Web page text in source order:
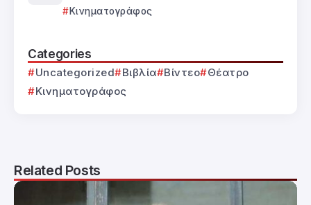
Κινηματογράφος
Categories
Uncategorized Βιβλία Βίντεο
Θέατρο
Κινηματογράφος
Related Posts